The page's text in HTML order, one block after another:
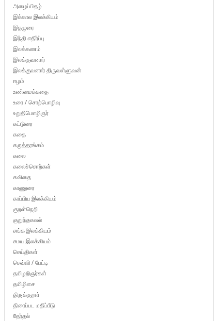
அழைப்பிதழ்
இக்கால இலக்கியம்
இதழுரை
இந்தி எதிர்ப்பு
இலக்கணம்
இலக்குவனார்
இலக்குவனார் திருவள்ளுவன்
ஈழம்
உண்மைக்கதை
உரை / சொற்பொழிவு
உறுதிமொழிஞர்
கட்டுரை
கதை
கருத்தரங்கம்
கலை
கலைச்சொற்கள்
கவிதை
காணுரை
காப்பிய இலக்கியம்
குறள்நெறி
குறுந்தகவல்
சங்க இலக்கியம்
சமய இலக்கியம்
செய்திகள்
செவ்வி / பேட்டி
தமிழறிஞர்கள்
தமிழிசை
திருக்குறள்
திரைப்பட மதிப்பீடு
தேர்தல்